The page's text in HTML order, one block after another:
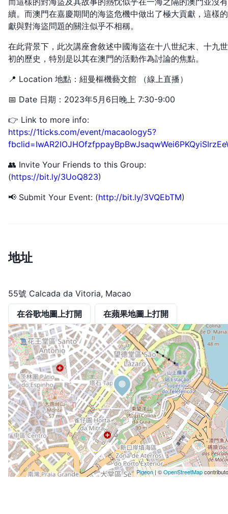
續。而澳門在嘉慶期間的海盜危機中做出了極大貢獻，這樣
獻與對海盜問題的關注似乎不相稱。
在此背景下，此次講座會敘述中國海盜在十八世紀末、十九
初的歷史，特別是以其在澳門的活動作為討論的焦點。
📍 Location 地點：紐曼樞機藝文館 （線上直播）
📅 Date 日期：2023年5月6日晚上 7:30-9:00
👉 Link to more info:
https://1ticks.com/event/macaology5?
👥 Invite Your Friends to this Group:
(https://bit.ly/3UoQ823)
📢 Submit Your Event: (http://bit.ly/3VQEbTM)
地址
55號 Calcada da Vitoria, Macao
在谷歌地圖上打開 在蘋果地圖上打開
Pigeon|©OpenStreetMap